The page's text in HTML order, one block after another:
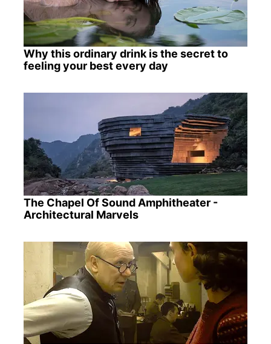
Why this ordinary drink is the secret to
feeling your best every day
The Chapel Of Sound Amphitheater -
Architectural Marvels